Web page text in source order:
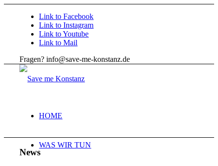
Link to Facebook
Link to Instagram
Link to Youtube
Link to Mail
Fragen? info@save-me-konstanz.de
HOME
WAS WIR TUN
News